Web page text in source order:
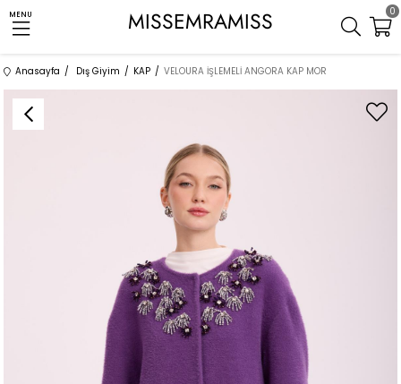
MENU MISSEMRAMISS 0
Anasayfa Dış Giyim KAP VELOURA İŞLEMELİ ANGORA KAP MOR